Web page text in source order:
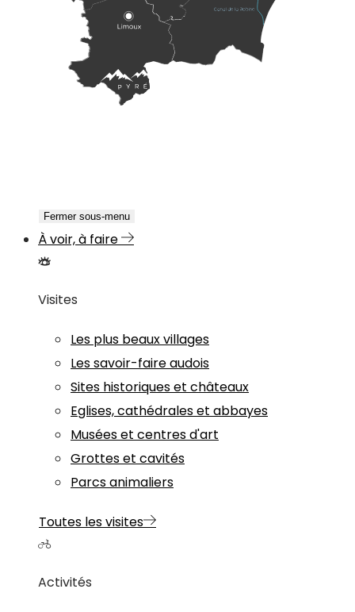
Fermer sous-menu
À voir, à faire
Visites
Les plus beaux villages
Les savoir-faire audois
Sites historiques et châteaux
Eglises, cathédrales et abbayes
Musées et centres d'art
Grottes et cavités
Parcs animaliers
Toutes les visites
Activités